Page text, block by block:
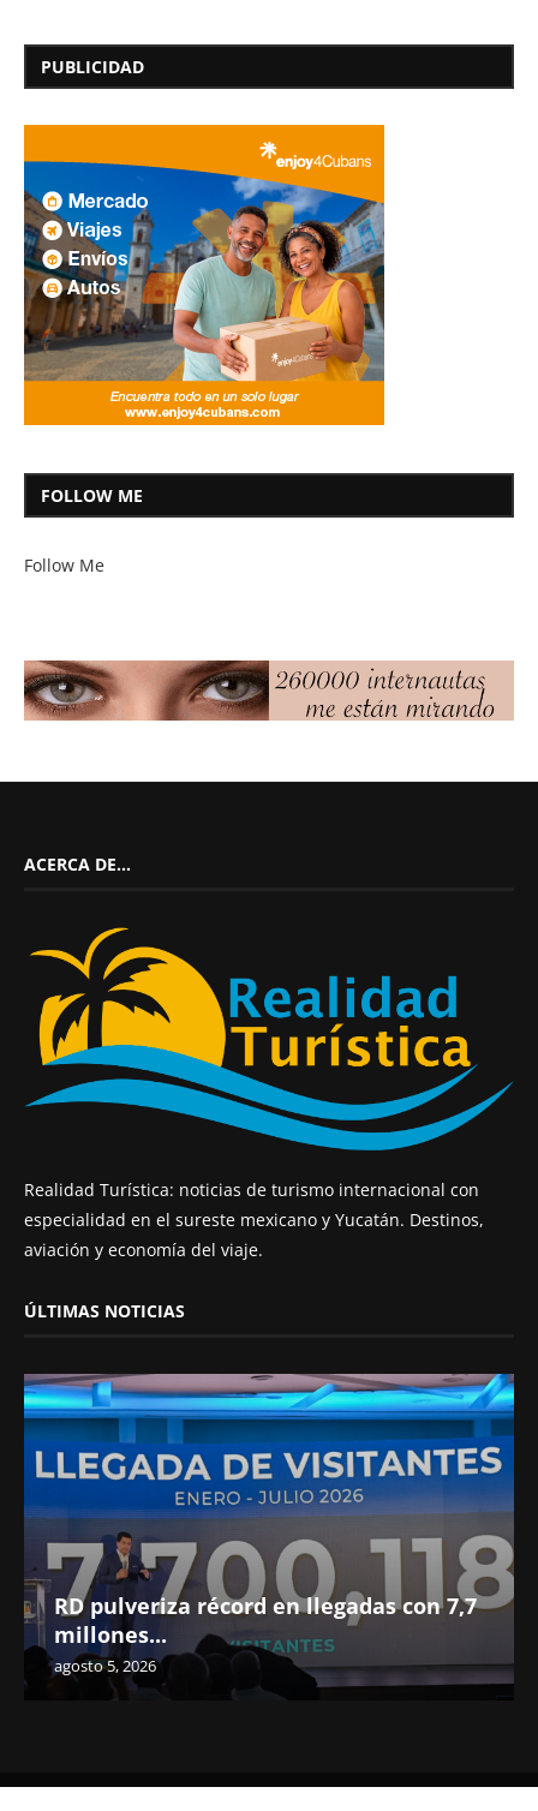
PUBLICIDAD
FOLLOW ME
Follow Me
ACERCA DE…
Realidad Turística: noticias de turismo internacional con
especialidad en el sureste mexicano y Yucatán. Destinos,
aviación y economía del viaje.
ÚLTIMAS NOTICIAS
RD pulveriza récord en llegadas con 7,7
millones...
agosto 5, 2026